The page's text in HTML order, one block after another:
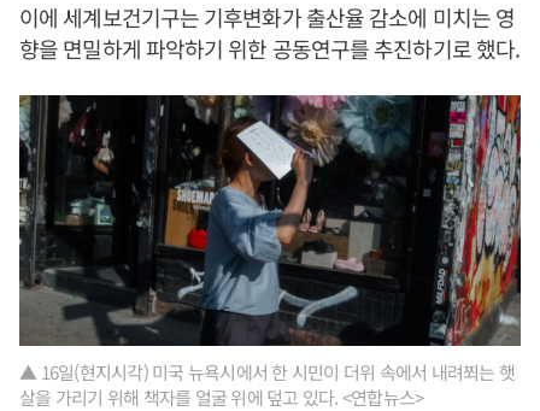
이에 세계보건기구는 기후변화가 출산율 감소에 미치는 영
향을 면밀하게 파악하기 위한 공동연구를 추진하기로 했다.
▲ 16일(현지시각) 미국 뉴욕시에서 한 시민이 더위 속에서 내려쬐는 햇
살을 가리기 위해 책자를 얼굴 위에 덮고 있다. <연합뉴스>